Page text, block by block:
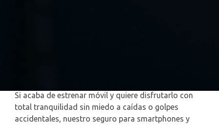
Si acaba de estrenar móvil y quiere disfrutarlo con
total tranquilidad sin miedo a caídas o golpes
accidentales, nuestro seguro para smartphones y